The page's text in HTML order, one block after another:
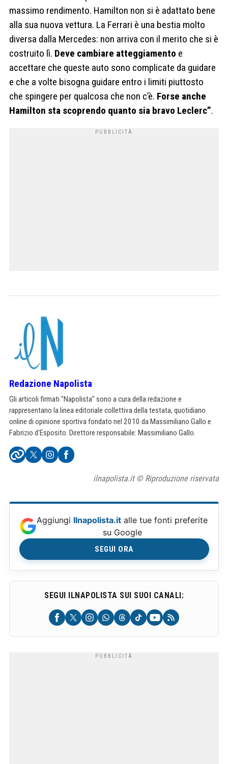
massimo rendimento. Hamilton non si è adattato bene
alla sua nuova vettura. La Ferrari è una bestia molto
diversa dalla Mercedes: non arriva con il merito che si è
costruito lì. Deve cambiare atteggiamento e
accettare che queste auto sono complicate da guidare
e che a volte bisogna guidare entro i limiti piuttosto
che spingere per qualcosa che non c’è. Forse anche
Hamilton sta scoprendo quanto sia bravo Leclerc”.
Redazione Napolista
Gli articoli firmati "Napolista" sono a cura della redazione e
rappresentano la linea editoriale collettiva della testata, quotidiano
online di opinione sportiva fondato nel 2010 da Massimiliano Gallo e
Fabrizio d'Esposito. Direttore responsabile: Massimiliano Gallo.
ilnapolista.it © Riproduzione riservata
Aggiungi Ilnapolista.it alle tue fonti preferite
su Google
SEGUI ORA
SEGUI ILNAPOLISTA SUI SUOI CANALI: